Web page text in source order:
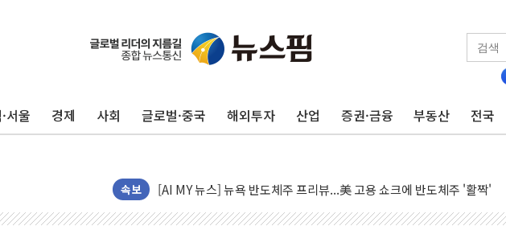
서울 경제 사회 글로벌·중국 해외투자 산업 증권·금융 부동산 전국
속보
이란의 핵심 원유 수출항 '하르그섬', 최근 1주일 이상 '올스톱'… 美 해
美 고용 쇼크에 엔화 장중 급등…시장은 "또 개입했나" 촉각
뉴욕증시 프리뷰, 美 고용 쇼크에 금리 인상 우려 후퇴…나스닥 선물 1%
[종합] 美 7월 고용 2만3000명 감소 '쇼크'…9월 금리 인상 기대 후퇴